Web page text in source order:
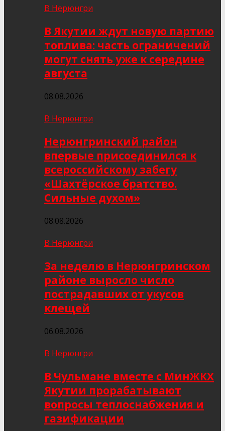
В Нерюнгри
В Якутии ждут новую партию
топлива: часть ограничений
могут снять уже к середине
августа
08.08.2026
В Нерюнгри
Нерюнгринский район
впервые присоединился к
всероссийскому забегу
«Шахтёрское братство.
Сильные духом»
08.08.2026
В Нерюнгри
За неделю в Нерюнгринском
районе выросло число
пострадавших от укусов
клещей
06.08.2026
В Нерюнгри
В Чульмане вместе с МинЖКХ
Якутии прорабатывают
вопросы теплоснабжения и
газификации